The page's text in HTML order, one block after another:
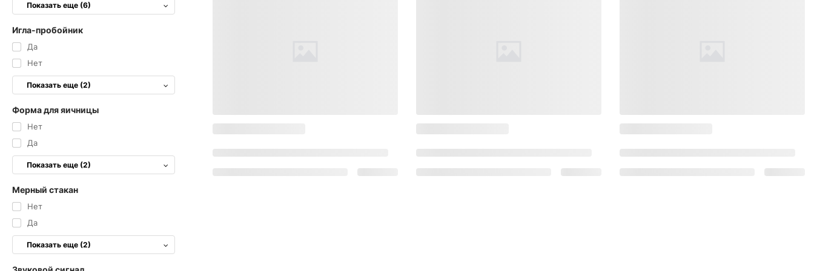
Показать еще (6)
Игла-пробойник
Да
Нет
Показать еще (2)
Форма для яичницы
Нет
Да
Показать еще (2)
Мерный стакан
Нет
Да
Показать еще (2)